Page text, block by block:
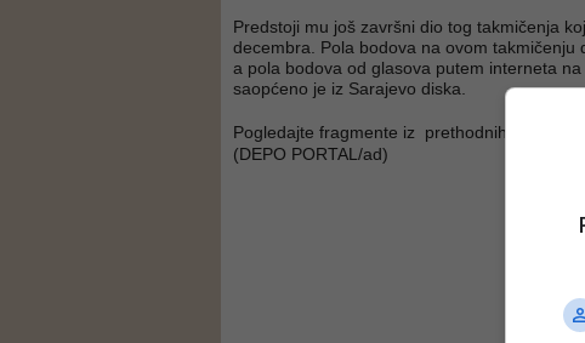
Predstoji mu još završni dio tog takmičenja
decembra. Pola bodova na ovom takmičenju
a pola bodova od glasova putem interneta na
saopćeno je iz Sarajevo diska.
Pogledajte fragmente iz prethodnih nastupa
(DEPO PORTAL/ad)